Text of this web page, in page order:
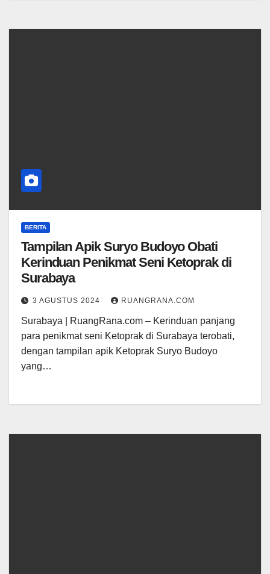
BERITA
Tampilan Apik Suryo Budoyo Obati
Kerinduan Penikmat Seni Ketoprak di
Surabaya
3 AGUSTUS 2024 RUANGRANA.COM
Surabaya | RuangRana.com – Kerinduan panjang
para penikmat seni Ketoprak di Surabaya terobati,
dengan tampilan apik Ketoprak Suryo Budoyo
yang…